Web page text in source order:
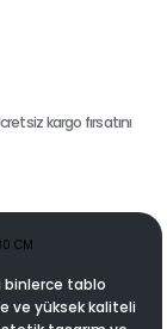
kargo fırsatını
binlerce tablo
ve yüksek kaliteli